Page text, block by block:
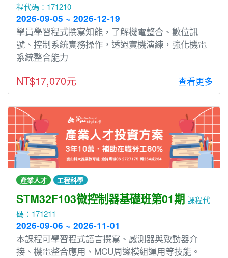
程代碼：171210
2026-09-05 ~ 2026-12-19
學員學習程式撰寫知能，了解機電整合、數位訊
號、控制系統實務操作，透過實機演練，強化機電
系統整合能力
NT$17,070元 查看更多
產業人才 工程科學
STM32F103微控制器基礎班第01期 課程代
碼：171211
2026-09-06 ~ 2026-11-01
本課程可學習程式語言撰寫、感測器與致動器介
接、機電整合應用、MCU周邊模組運用等技能。